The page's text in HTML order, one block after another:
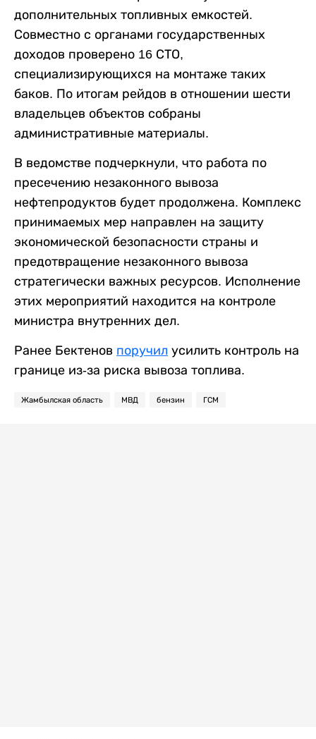
дополнительных топливных емкостей.
Совместно с органами государственных
доходов проверено 16 СТО,
специализирующихся на монтаже таких
баков. По итогам рейдов в отношении шести
владельцев объектов собраны
административные материалы.
В ведомстве подчеркнули, что работа по
пресечению незаконного вывоза
нефтепродуктов будет продолжена. Комплекс
принимаемых мер направлен на защиту
экономической безопасности страны и
предотвращение незаконного вывоза
стратегически важных ресурсов. Исполнение
этих мероприятий находится на контроле
министра внутренних дел.
Ранее Бектенов поручил усилить контроль на
границе из-за риска вывоза топлива.
Жамбылская область МВД бензин ГСМ